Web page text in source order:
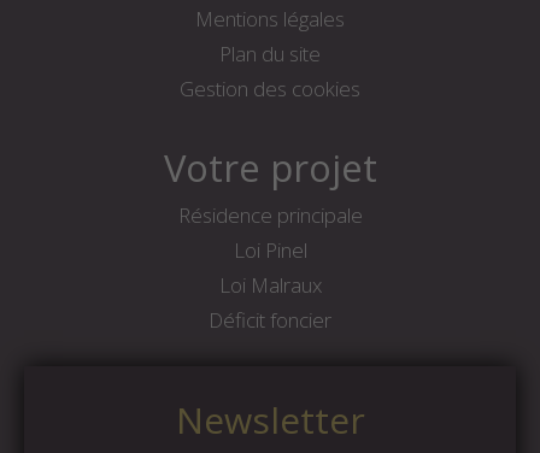
Mentions légales
Plan du site
Gestion des cookies
Votre projet
Résidence principale
Loi Pinel
Loi Malraux
Déficit foncier
Newsletter